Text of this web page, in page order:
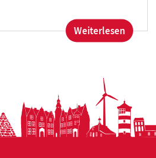
Weiterlesen:
mit